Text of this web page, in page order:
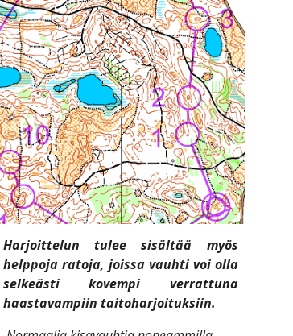
Harjoittelun tulee sisältää myös
helppoja ratoja, joissa vauhti voi olla
selkeästi kovempi verrattuna
haastavampiin taitoharjoituksiin.